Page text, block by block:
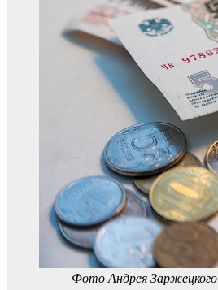
Фото Андрея Заржецкого